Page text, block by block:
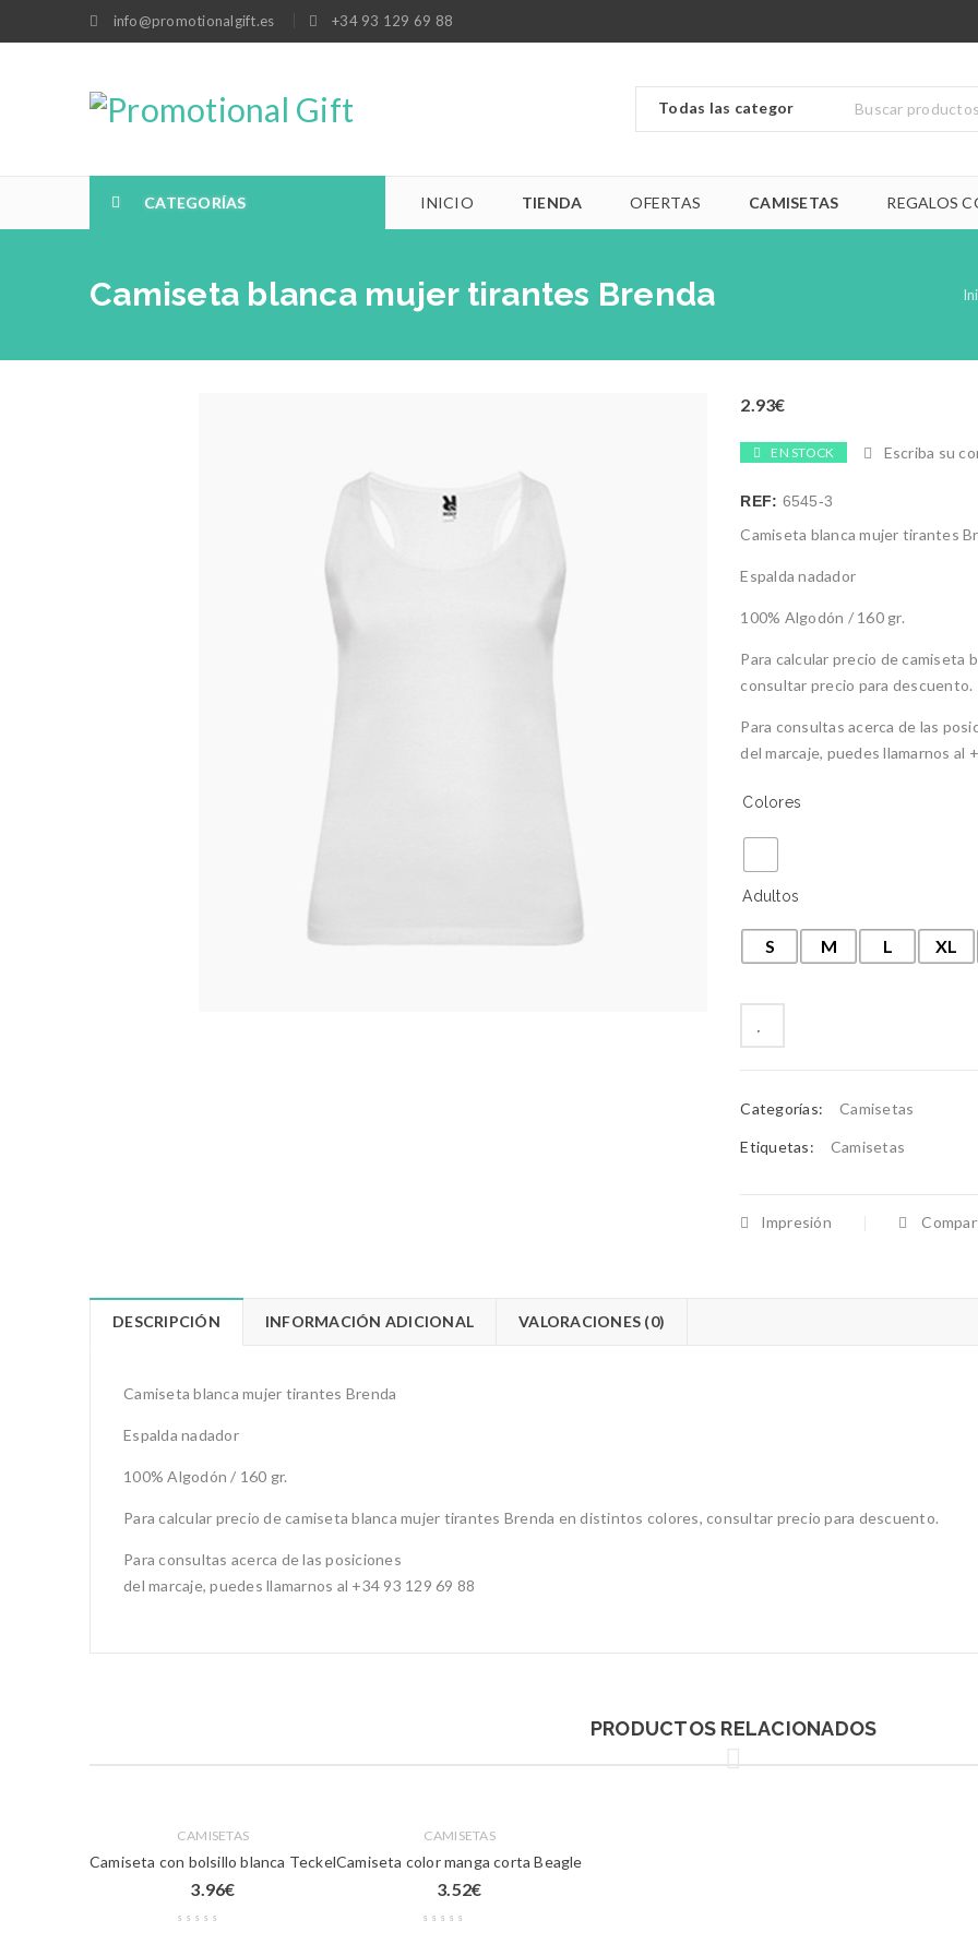
info@promotionalgift.es +34 93 129 69 88
CATEGORÍAS INICIO TIENDA OFERTAS CAMISETAS REGALOS
Camiseta blanca mujer tirantes Brenda
2.93€
EN STOCK Escriba su
REF: 6545-3
Camiseta blanca mujer tirantes
Espalda nadador
100% Algodón / 160 gr.
Para calcular precio de
consultar precio para descuento.
Para consultas acerca de las
del marcaje, puedes llamarnos al
Colores
Adultos
S M L XL
Categorías: Camisetas
Etiquetas: Camisetas
Impresión
DESCRIPCIÓN INFORMACIÓN ADICIONAL VALORACIONES (0)
Camiseta blanca mujer tirantes Brenda
Espalda nadador
100% Algodón / 160 gr.
Para calcular precio de camiseta blanca mujer tirantes Brenda en distintos colores, consultar precio para descuento.
Para consultas acerca de las posiciones
del marcaje, puedes llamarnos al +34 93 129 69 88
PRODUCTOS RELACIONADOS
CAMISETAS
Camiseta con bolsillo blanca Teckel
3.96€
CAMISETAS
Camiseta color manga corta Beagle
3.52€